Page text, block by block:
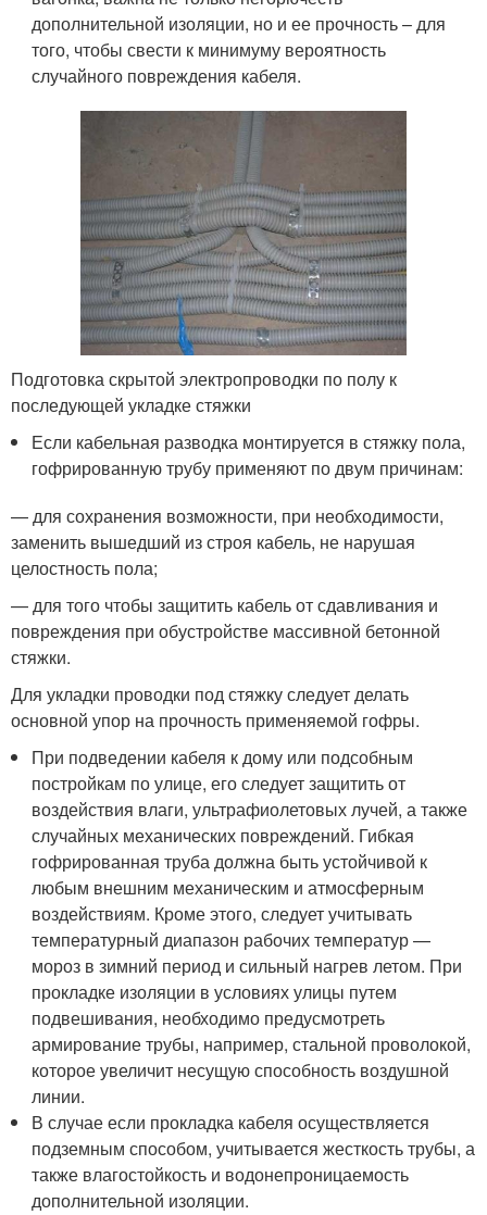
дополнительной изоляции, но и ее прочность – для
того, чтобы свести к минимуму вероятность
случайного повреждения кабеля.
Подготовка скрытой электропроводки по полу к
последующей укладке стяжки
Если кабельная разводка монтируется в стяжку пола,
гофрированную трубу применяют по двум причинам:
— для сохранения возможности, при необходимости,
заменить вышедший из строя кабель, не нарушая
целостность пола;
— для того чтобы защитить кабель от сдавливания и
повреждения при обустройстве массивной бетонной
стяжки.
Для укладки проводки под стяжку следует делать
основной упор на прочность применяемой гофры.
При подведении кабеля к дому или подсобным
постройкам по улице, его следует защитить от
воздействия влаги, ультрафиолетовых лучей, а также
случайных механических повреждений. Гибкая
гофрированная труба должна быть устойчивой к
любым внешним механическим и атмосферным
воздействиям. Кроме этого, следует учитывать
температурный диапазон рабочих температур —
мороз в зимний период и сильный нагрев летом. При
прокладке изоляции в условиях улицы путем
подвешивания, необходимо предусмотреть
армирование трубы, например, стальной проволокой,
которое увеличит несущую способность воздушной
линии.
В случае если прокладка кабеля осуществляется
подземным способом, учитывается жесткость трубы, а
также влагостойкость и водонепроницаемость
дополнительной изоляции.